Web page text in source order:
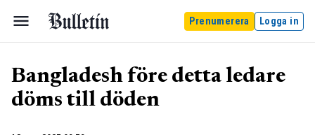
Prenumerera Logga in
Bangladesh före detta ledare
döms till döden